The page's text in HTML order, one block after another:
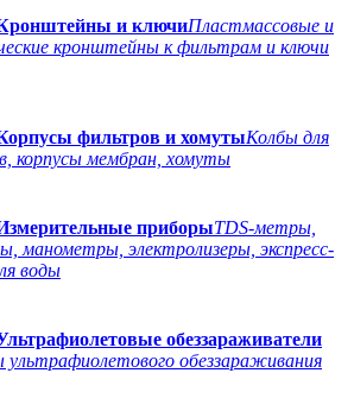
и ключиПластмассовые и
кронштейны к фильтрам и ключи
фильтров и хомутыКолбы для
корпусы мембран, хомуты
приборыTDS-метры,
манометры, электролизеры, экспресс-
воды
обеззараживатели
обеззараживания